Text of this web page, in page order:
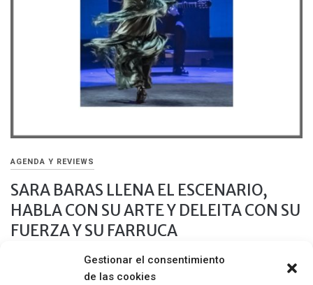
Gestionar el consentimiento
de las cookies
AGENDA Y REVIEWS
SARA BARAS LLENA EL ESCENARIO,
HABLA CON SU ARTE Y DELEITA CON SU
FUERZA Y SU FARRUCA